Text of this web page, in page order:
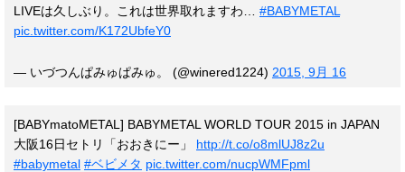
LIVEは久しぶり。これは世界取れますわ… #BABYMETAL
pic.twitter.com/K172UbfeY0
— いづつんぱみゅぱみゅ。 (@winered1224) 2015, 9月 16
[BABYmatoMETAL] BABYMETAL WORLD TOUR 2015 in JAPAN
大阪16日セトリ「おおきにー」 http://t.co/o8mlUJ8z2u
#babymetal #ベビメタ pic.twitter.com/nucpWMFpml